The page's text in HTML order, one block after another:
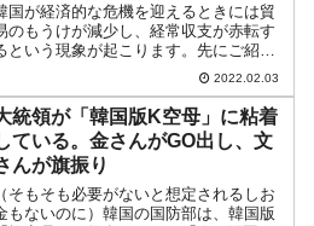
国が経済的な危機を迎えるときには貿
のもうけが減少し、経常収支が赤転す
という現象が起こります。先にご紹介
したとおり、通関ベースとはいえ貿易収
支（貿易のもうけ：輸出 - 輸入で求めま
）が2カ月連続で赤字。貿易収支の赤字
、韓国経済にとっ...
2022.02.03
統領が「韓国版K空母」に粘着
ている。金さんがGO出し、文
んが旗振り
（そもそも必要がないと想定されるしお
もないのに）韓国の国防部は、韓国版